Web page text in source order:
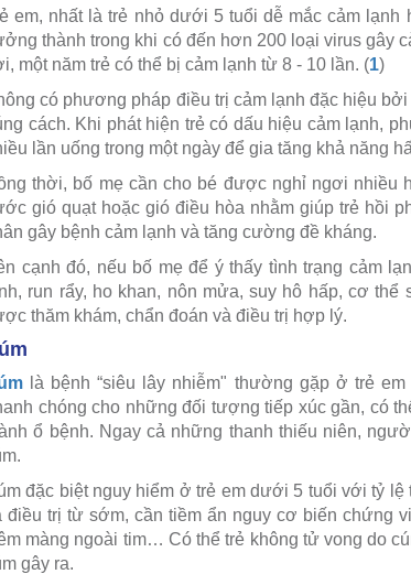
em, nhất là trẻ nhỏ dưới 5 tuổi dễ mắc cảm
thành trong khi có đến hơn 200 loại virus gây
một năm trẻ có thể bị cảm lạnh từ 8 - 10 lần. (1)
có phương pháp điều trị cảm lạnh đặc hiệu
cách. Khi phát hiện trẻ có dấu hiệu cảm lạnh,
lần uống trong một ngày để gia tăng khả năng
thời, bố mẹ cần cho bé được nghỉ ngơi nhiều
gió quạt hoặc gió điều hòa nhằm giúp trẻ hồi
gây bệnh cảm lạnh và tăng cường đề kháng.
cạnh đó, nếu bố mẹ để ý thấy tình trạng cảm
run rẩy, ho khan, nôn mửa, suy hô hấp, cơ
thăm khám, chẩn đoán và điều trị hợp lý.
là bệnh “siêu lây nhiễm" thường gặp ở trẻ
chóng cho những đối tượng tiếp xúc gần, có
ổ bệnh. Ngay cả những thanh thiếu niên,
đặc biệt nguy hiểm ở trẻ em dưới 5 tuổi với tỷ
điều trị từ sớm, cần tiềm ẩn nguy cơ biến chứng
màng ngoài tim… Có thể trẻ không tử vong do
gây ra.